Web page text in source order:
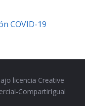
COVID-19
licencia Creative
CompartirIgual